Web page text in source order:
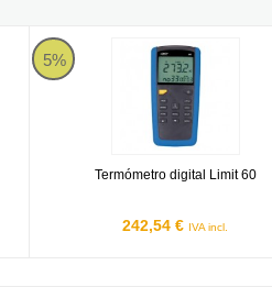
5%
Termómetro digital Limit 60
242,54 € IVA incl.
Termómetro digital Limit 60